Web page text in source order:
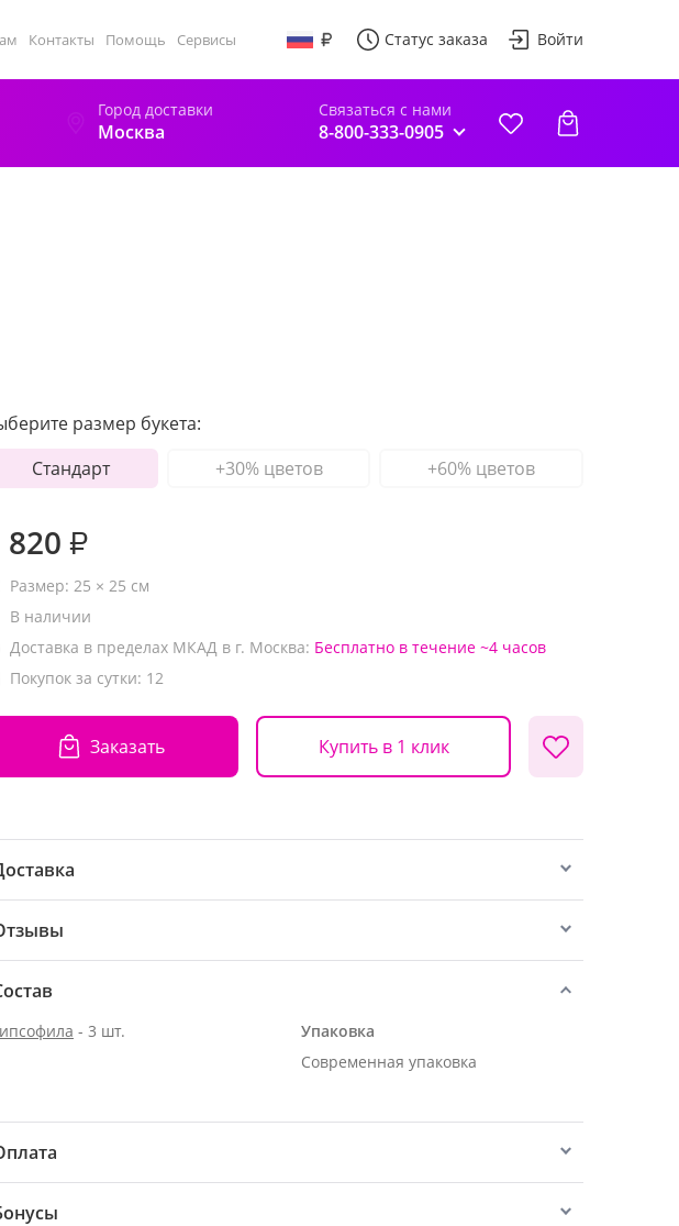
Контакты Помощь Сервисы Статус заказа Войти
Город доставки
Москва
Связаться с нами
8-800-333-0905
размер букета:
Стандарт
+30% цветов +60% цветов
820 ₽
Размер: 25 × 25 см
В наличии
Доставка в пределах МКАД в г. Москва: Бесплатно в течение ~4 часов
Покупок за сутки: 12
Заказать Купить в 1 клик
- 3 шт.
Упаковка
Современная упаковка